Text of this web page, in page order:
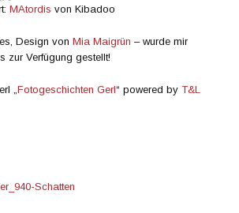
MAtordis von Kibadoo
Design vonMia Maigrün – wurde mir
zur Verfügung gestellt!
„Fotogeschichten Gerl“ powered byT&L